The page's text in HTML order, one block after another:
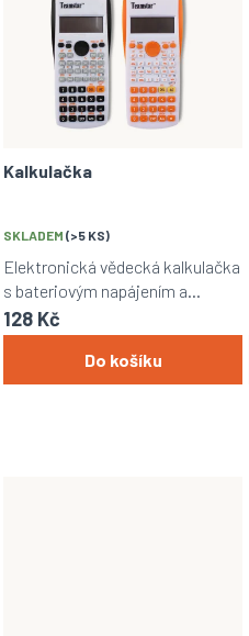
Kalkulačka
SKLADEM (>5 KS)
128 Kč
Do košíku
Elektronická vědecká kalkulačka
s bateriovým napájením a
pokročilými funkcemi. Vhodná
pro druhý stupeň základní školy a
vyšší ročníky.